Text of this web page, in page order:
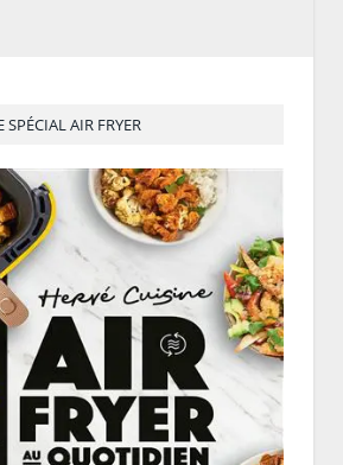
AIR FRYER